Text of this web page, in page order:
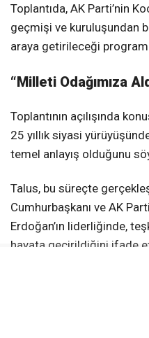
Toplantıda, AK Parti’nin
geçmişi ve kuruluşundan
araya getirileceği
“Milleti Odağımıza
Toplantının açılışında
25 yıllık siyasi
temel anlayış olduğunu
Talus, bu süreçte
Cumhurbaşkanı ve AK
Erdoğan’ın liderliğinde,
hayata geçirildiğini ifade